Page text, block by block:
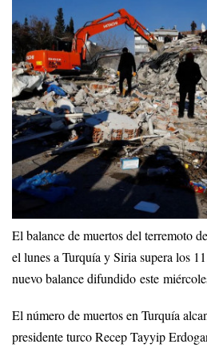
El balance de muertos del terremoto
el lunes a Turquía y Siria supera los
nuevo balance difundido este
El número de muertos en Turquía
presidente turco Recep Tayyip